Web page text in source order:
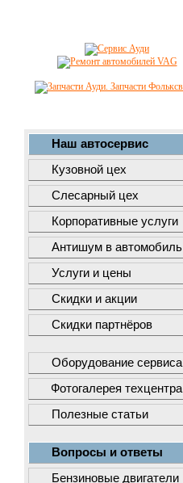
Наш автосервис
Кузовной цех
Слесарный цех
Корпоративные услуги
Антишум в автомобиль
Услуги и цены
Скидки и акции
Скидки партнёров
Оборудование сервиса
Фотогалерея техцентра
Полезные статьи
Вопросы и ответы
Бензиновые двигатели